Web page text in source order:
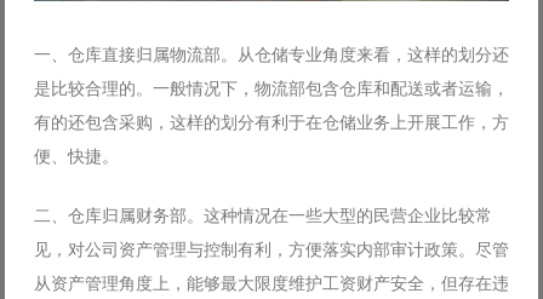
一、仓库直接归属物流部。从仓储专业角度来看，这样的划分还
是比较合理的。一般情况下，物流部包含仓库和配送或者运输，
有的还包含采购，这样的划分有利于在仓储业务上开展工作，方
便、快捷。
二、仓库归属财务部。这种情况在一些大型的民营企业比较常
见，对公司资产管理与控制有利，方便落实内部审计政策。尽管
从资产管理角度上，能够最大限度维护工资财产安全，但存在违